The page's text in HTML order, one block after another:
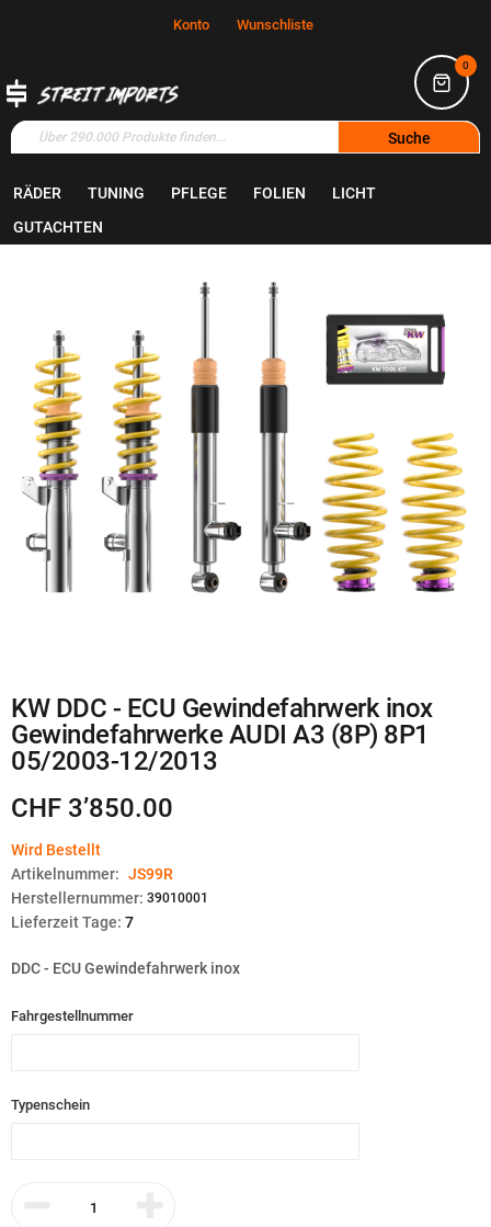
Konto Wunschliste
0
Suche
RÄDER TUNING PFLEGE FOLIEN
LICHT
GUTACHTEN
Zum
Ende
Zum
Anfang
der
Bildgalerie
springen
KW DDC - ECU Gewindefahrwerk inox
Gewindefahrwerke AUDI A3 (8P) 8P1
05/2003-12/2013
CHF 3’850.00
Wird Bestellt
Artikelnummer: JS99R
Herstellernummer: 39010001
Lieferzeit Tage: 7
DDC - ECU Gewindefahrwerk inox
Fahrgestellnummer
Typenschein